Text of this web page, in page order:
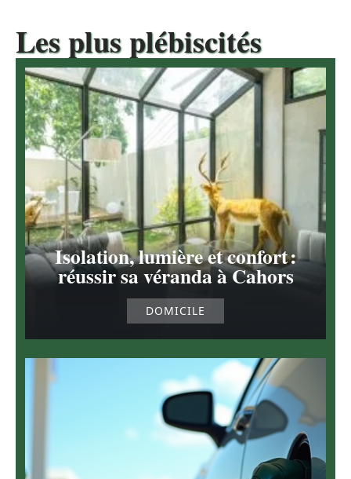
Les plus plébiscités
Isolation, lumière et confort :
réussir sa véranda à Cahors
DOMICILE